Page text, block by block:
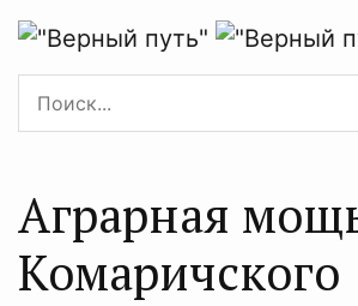
Аграрная
Комаричского